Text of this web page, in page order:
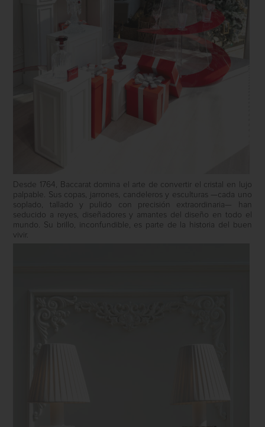
Desde 1764, Baccarat domina el arte de convertir el cristal en lujo
palpable. Sus copas, jarrones, candeleros y esculturas —cada uno
soplado, tallado y pulido con precisión extraordinaria— han
seducido a reyes, diseñadores y amantes del diseño en todo el
mundo. Su brillo, inconfundible, es parte de la historia del buen
vivir.